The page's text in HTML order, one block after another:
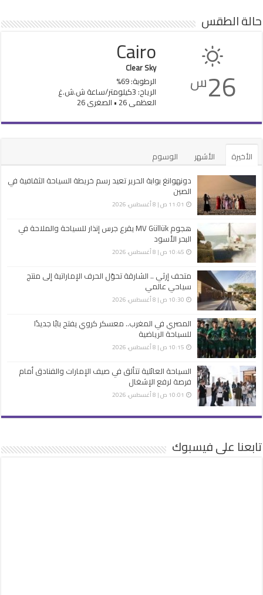
حالة الطقس
26س
Cairo
Clear Sky
الرطوبة: 69%
الرياح: 3كيلومتر/ساعة ش.ش.غ
العظمى 26 • الصغرى 26
الأخيرة الأشهر
الوسوم
دونهوانغ بوابة الحرير تعيد رسم خريطة السياحة الثقافية في
الصين
11:01 ص | 8 أغسطس، 2026
هجوم MV Güllük يقرع جرس إنذار للسياحة والملاحة في
البحر الأسود
10:45 ص | 8 أغسطس، 2026
متحف إرثي .. الشارقة تحوّل الحرف الإماراتية إلى منتج
سياحي عالمي
10:30 ص | 8 أغسطس، 2026
المصري في المغرب.. معسكر كروي يفتح بابًا جديدًا
للسياحة الرياضية
10:15 ص | 8 أغسطس، 2026
السياحة العائلية تتألق في صيف الإمارات والفنادق أمام
فرصة لرفع الإشغال
10:01 ص | 8 أغسطس، 2026
تابعنا على فيسبوك